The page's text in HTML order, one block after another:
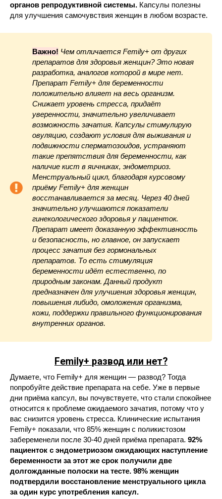
органов репродуктивной системы. Капсулы полезны
для улучшения самочувствия женщин в любом возрасте.
Важно! Чем отличается Femily+ от других
препаратов для здоровья женщин? Это новая
разработка, аналогов которой в мире нет.
Препарат Femily+ для беременности
положительно влияет на весь организм.
Снижает уровень стресса, придаёт
уверенности, значительно увеличивает
возможность зачатия. Капсулы стимулирую
овуляцию, создают условия для выживания и
подвижности сперматозоидов, устраняют
такие препятствия для беременности, как
наличие кист в яичниках, эндометриоз.
Менструальный цикл, благодаря курсовому
приёму Femily+ для женщин
восстанавливается за месяц. Через 40 дней
значительно улучшаются показатели
гинекологического здоровья у пациенток.
Препарат имеет доказанную эффективность
и безопасность, но главное, он запускает
процесс зачатия без гормональных
препаратов. То есть стимуляция
беременности идёт естественно, по
природным законам. Данный продукт
предназначен для улучшения здоровья женщин,
повышения либидо, омоложения организма,
кожи, поддержки правильного функционирования
внутренних органов.
Femily+ развод или нет?
Думаете, что Femily+ для женщин — развод? Тогда
попробуйте действие препарата на себе. Уже в первые
дни приёма капсул, вы почувствуете, что стали спокойнее
относится к проблеме ожидаемого зачатия, потому что у
вас снизится уровень стресса. Клинические испытания
Femily+ показали, что 85% женщин с поликистозом
забеременели после 30-40 дней приёма препарата. 92%
пациенток с эндометриозом ожидающих наступление
беременности за этот же срок получили две
долгожданные полоски на тесте. 98% женщин
подтвердили восстановление менструального цикла
за один курс употребления капсул.